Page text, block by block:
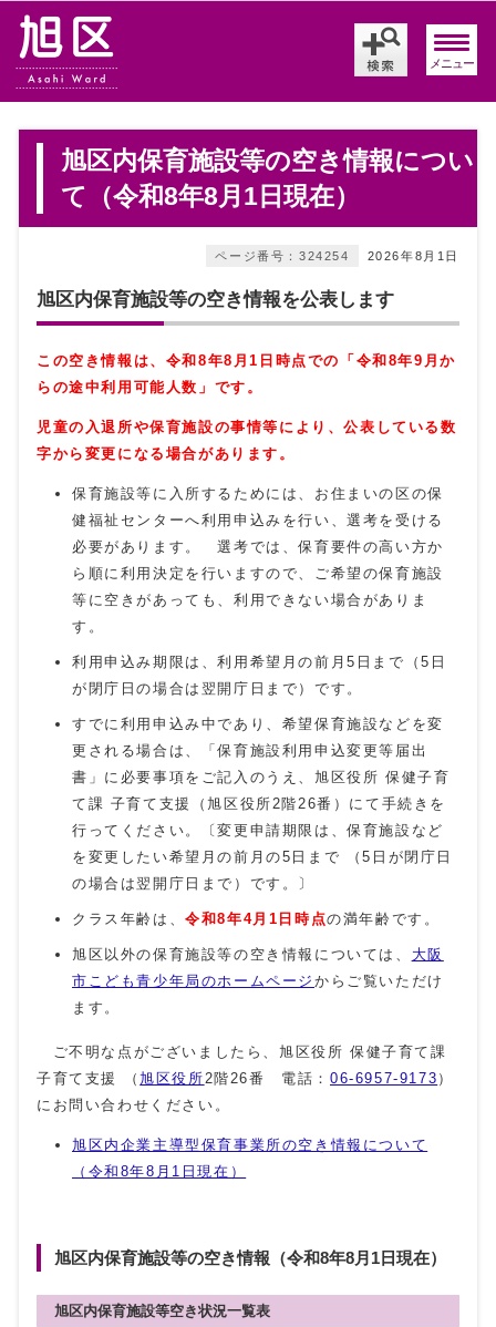
メニュー
旭区内保育施設等の空き情報につい
て（令和8年8月1日現在）
2026年8月1日
ページ番号：324254
旭区内保育施設等の空き情報を公表します
この空き情報は、令和8年8 月1日時点での「令和8年9 月か
らの途中利用可能人数」です。
児童の入退所や保育施設の事情等により、公表している数
字から変更になる場合があります。
保育施設等に入所するためには、お住まいの区の保
健福祉センターへ利用申込みを行い、選考を受ける
必要があります。 選考では、保育要件の高い方か
ら順に利用決定を行いますので、ご希望の保育施設
等に空きがあっても、利用できない場合がありま
す。
利用申込み期限は、利用希望月の前月5日まで（5日
が閉庁日の場合は翌開庁日まで）です。
すでに利用申込み中であり、希望保育施設などを変
更される場合は、「保育施設利用申込変更等届出
書」に必要事項をご記入のうえ、旭区役所 保健子育
て課 子育て支援（旭区役所2階26番）にて手続きを
行ってください。〔変更申請期限は、保育施設など
を変更したい希望月の前月の5日まで （5日が閉庁日
の場合は翌開庁日まで）です。〕
クラス年齢は、令和8年4月1日時点の満年齢です。
旭区以外の保育施設等の空き情報については、 大阪
市こども青少年局のホームページ からご覧いただけ
ます。
ご不明な点がございましたら、旭区役所 保健子育て課
子育て支援 （旭区役所 2階26番 電話：06-6957-9173 ）
にお問い合わせください。
旭区内企業主導型保育事業所の空き情報について
（令和8年8月1日現在）
旭区内保育施設等の空き情報（令和8年8月1日現在）
旭区内保育施設等空き状況一覧表